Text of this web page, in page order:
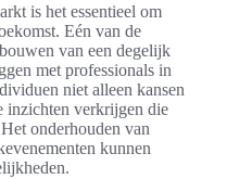
is het essentieel om
Eén van de
van een degelijk
met professionals in
niet alleen kansen
inzichten verkrijgen die
onderhouden van
kunnen